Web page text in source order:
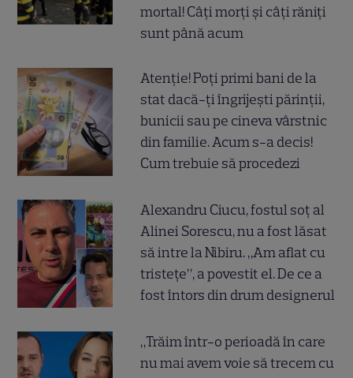
mortal! Câți morți și câți răniți
sunt până acum
Atenție! Poți primi bani de la
stat dacă-ți îngrijești părinții,
bunicii sau pe cineva vârstnic
din familie. Acum s-a decis!
Cum trebuie să procedezi
Alexandru Ciucu, fostul soț al
Alinei Sorescu, nu a fost lăsat
să intre la Nibiru. „Am aflat cu
tristețe”, a povestit el. De ce a
fost întors din drum designerul
„Trăim într-o perioadă în care
nu mai avem voie să trecem cu